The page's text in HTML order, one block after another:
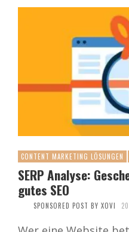
CONTENT MARKETING LÖSUNGEN
SERP Analyse:
gutes SEO
SPONSORED POST BY XOVI